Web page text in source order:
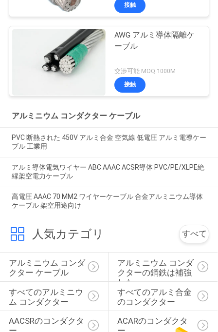
接触
AWG アルミ導体隔離ケ
ーブル
交渉可能 MOQ:1000M
接触
アルミニウム コンダクター ケーブル
PVC 断熱された 450V アルミ合金 空気線 低電圧 アルミ電導ケー
ブル 工業用
アルミ導体電気ワイヤー ABC AAAC ACSR導体 PVC/PE/XLPE絶
縁架空電力ケーブル
高電圧 AAAC 70 MM2 ワイヤーケーブル 合金アルミニウム導体
ケーブル 架空用途向け
人気カテゴリ すべて
アルミニウム コンダ
クター ケーブル
アルミニウム コンダ
クターの鋼鉄は補強
した
すべてのアルミニウ
ム コンダクター
すべてのアルミ合金
のコンダクター
AACSRのコンダクタ
ACARのコンダクタ